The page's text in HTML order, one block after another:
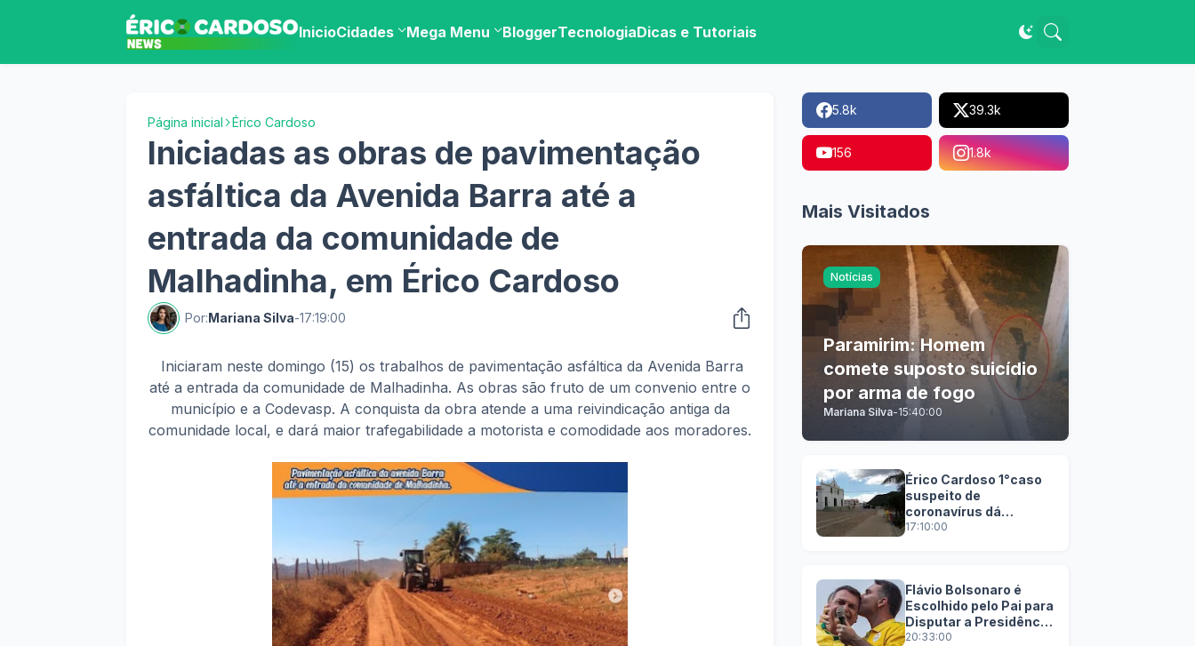
InicioCidades Mega Menu BloggerTecnologiaDicas e Tutoriais
Página inicial Érico Cardoso
Iniciadas as obras de pavimentação
asfáltica da Avenida Barra até a
entrada da comunidade de
Malhadinha, em Érico Cardoso
Por:Mariana Silva-17:19:00
Iniciaram neste domingo (15) os trabalhos de pavimentação asfáltica da Avenida Barra
até a entrada da comunidade de Malhadinha. As obras são fruto de um convenio entre o
município e a Codevasp. A conquista da obra atende a uma reivindicação antiga da
comunidade local, e dará maior trafegabilidade a motorista e comodidade aos moradores.
5.8k 39.3k
156 1.8k
Mais Visitados
Notícias
Paramirim: Homem
comete suposto suicídio
por arma de fogo
Mariana Silva-15:40:00
Érico Cardoso 1°caso
suspeito de
coronavírus dá
negativo
17:10:00
Flávio Bolsonaro é
Escolhido pelo Pai para
Disputar a Presidência
em 2026
20:33:00